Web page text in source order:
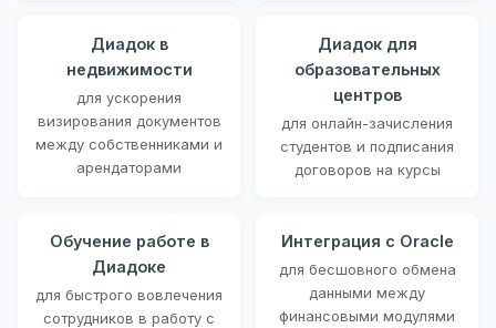
Диадок в
недвижимости
для ускорения
визирования документов
между собственниками и
арендаторами
Диадок для
образовательных
центров
для онлайн-зачисления
студентов и подписания
договоров на курсы
Обучение работе в
Диадоке
для быстрого вовлечения
сотрудников в работу с
Интеграция с Oracle
для бесшовного обмена
данными между
финансовыми модулями